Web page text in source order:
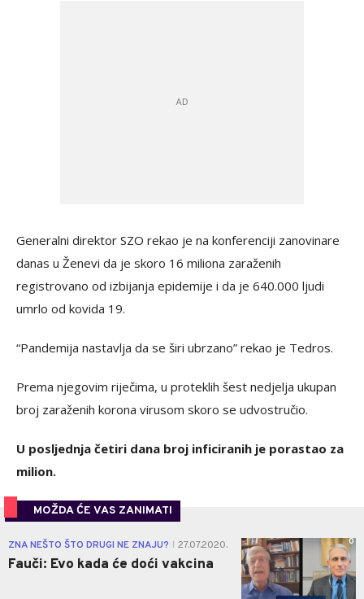
Generalni direktor SZO rekao je na konferenciji zanovinare
danas u Ženevi da je skoro 16 miliona zaraženih
registrovano od izbijanja epidemije i da je 640.000 ljudi
umrlo od kovida 19.
“Pandemija nastavlja da se širi ubrzano” rekao je Tedros.
Prema njegovim riječima, u proteklih šest nedjelja ukupan
broj zaraženih korona virusom skoro se udvostručio.
U posljednja četiri dana broj inficiranih je porastao za
milion.
MOŽDA ĆE VAS ZANIMATI
ZNA NEŠTO ŠTO DRUGI NE ZNAJU? 27.07.2020.
Fauči: Evo kada će doći vakcina
0